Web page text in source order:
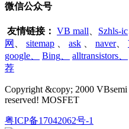
微信公众号
友情链接： VB mall Szhls-ic
网
sitemap ask naver、
google
Bing alltransistors
荐
Copyright &copy; 2000
reserved! MOSFET
粤ICP备17042062号-1